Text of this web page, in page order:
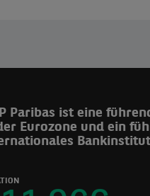
Paribas ist eine
Eurozone und ein